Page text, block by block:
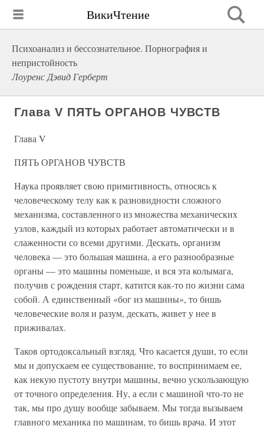
ВикиЧтение
Психоанализ и бессознательное. Порнография и
непристойность
Лоуренс Дэвид Герберт
Глава V ПЯТЬ ОРГАНОВ ЧУВСТВ
Глава V
ПЯТЬ ОРГАНОВ ЧУВСТВ
Наука проявляет свою примитивность, относясь к
человеческому телу как к разновидности сложного
механизма, составленного из множества механических
узлов, каждый из которых работает автоматически и в
слаженности со всеми другими. Дескать, организм
человека — это большая машина, а его разнообразные
органы — это машины поменьше, и вся эта колымага,
получив с рождения старт, катится как-то по жизни сама
собой. А единственный «бог из машины», то бишь
человеческие воля и разум, дескать, живет у нее в
приживалах.
Таков ортодоксальный взгляд. Что касается души, то если
мы и допускаем ее существование, то воспринимаем ее,
как некую пустоту внутри машины, вечно ускользающую
от точного определения. Ну, а если с машиной что-то не
так, мы про душу вообще забываем. Мы тогда вызываем
главного механика по машинам, то бишь врача. И этот